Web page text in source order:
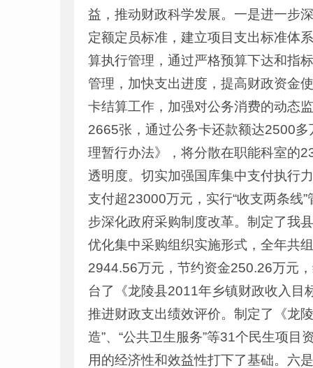
益，推动财政科学发展。一是进一步
定额定员标准，建立项目支出标准体
算执行管理，通过严格预算下达和指
管理，加快支出进度，提高财政资金
卡结算工作，加强对公务消费的动态
2665张，通过公务卡还款额达2500
理暂行办法》，将分散在职能科室的
透明度。切实加强国库集中支付执行
支付超23000万元，实行“收支两条线
步深化政府采购制度改革。制定了我
优化集中采购组织实施形式，全年共
2944.56万元，节约资金250.26万元
台了《龙陵县2011年乡镇财政收入目
推进财政支出绩效评价。制定了《龙
造”、“公共卫生服务”等31个民生项
用的经济性和效益性打下了基础。六